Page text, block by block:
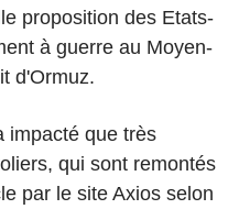
proposition des Etats-
à guerre au Moyen-
d'Ormuz.
impacté que très
qui sont remontés
par le site Axios selon